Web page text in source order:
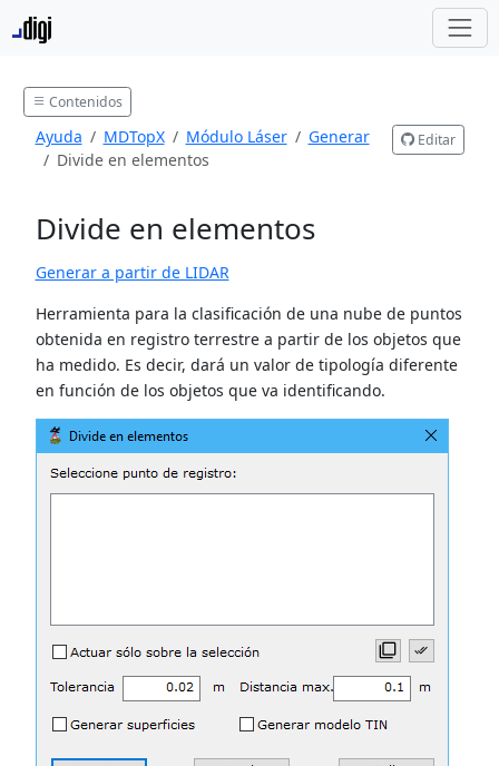
Contenidos
Ayuda MDTopX Módulo Láser
Generar
Divide en elementos
Editar
Divide en elementos
Generar a partir de LIDAR
Herramienta para la clasificación de una nube de puntos
obtenida en registro terrestre a partir de los objetos que
ha medido. Es decir, dará un valor de tipología diferente
en función de los objetos que va identificando.